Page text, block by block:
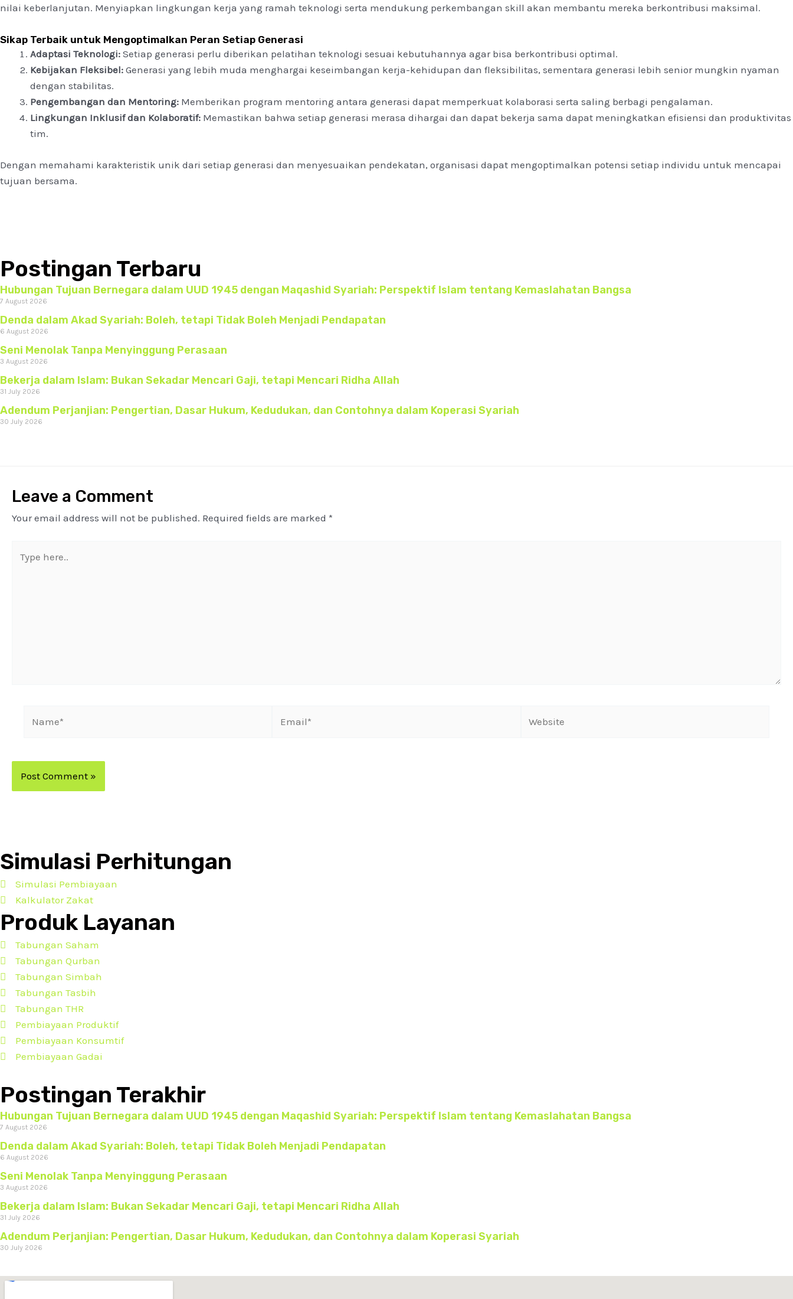
nilai keberlanjutan. Menyiapkan lingkungan kerja yang ramah teknologi serta mendukung perkembangan skill akan membantu mereka berkontribusi maksimal.
Sikap Terbaik untuk Mengoptimalkan Peran Setiap Generasi
Adaptasi Teknologi: Setiap generasi perlu diberikan pelatihan teknologi sesuai kebutuhannya agar bisa berkontribusi optimal.
Kebijakan Fleksibel: Generasi yang lebih muda menghargai keseimbangan kerja-kehidupan dan fleksibilitas, sementara generasi lebih senior mungkin nyaman
dengan stabilitas.
Pengembangan dan Mentoring: Memberikan program mentoring antara generasi dapat memperkuat kolaborasi serta saling berbagi pengalaman.
Lingkungan Inklusif dan Kolaboratif: Memastikan bahwa setiap generasi merasa dihargai dan dapat bekerja sama dapat meningkatkan efisiensi dan produktivitas
tim.
Dengan memahami karakteristik unik dari setiap generasi dan menyesuaikan pendekatan, organisasi dapat mengoptimalkan potensi setiap individu untuk mencapai
tujuan bersama.
Postingan Terbaru
Hubungan Tujuan Bernegara dalam UUD 1945 dengan Maqashid Syariah: Perspektif Islam tentang Kemaslahatan Bangsa
7 August 2026
Denda dalam Akad Syariah: Boleh, tetapi Tidak Boleh Menjadi Pendapatan
6 August 2026
Seni Menolak Tanpa Menyinggung Perasaan
3 August 2026
Bekerja dalam Islam: Bukan Sekadar Mencari Gaji, tetapi Mencari Ridha Allah
31 July 2026
Adendum Perjanjian: Pengertian, Dasar Hukum, Kedudukan, dan Contohnya dalam Koperasi Syariah
30 July 2026
Leave a Comment
Your email address will not be published. Required fields are marked *
Simulasi Perhitungan
Simulasi Pembiayaan
Kalkulator Zakat
Produk Layanan
Tabungan Saham
Tabungan Qurban
Tabungan Simbah
Tabungan Tasbih
Tabungan THR
Pembiayaan Produktif
Pembiayaan Konsumtif
Pembiayaan Gadai
Postingan Terakhir
Hubungan Tujuan Bernegara dalam UUD 1945 dengan Maqashid Syariah: Perspektif Islam tentang Kemaslahatan Bangsa
7 August 2026
Denda dalam Akad Syariah: Boleh, tetapi Tidak Boleh Menjadi Pendapatan
6 August 2026
Seni Menolak Tanpa Menyinggung Perasaan
3 August 2026
Bekerja dalam Islam: Bukan Sekadar Mencari Gaji, tetapi Mencari Ridha Allah
31 July 2026
Adendum Perjanjian: Pengertian, Dasar Hukum, Kedudukan, dan Contohnya dalam Koperasi Syariah
30 July 2026